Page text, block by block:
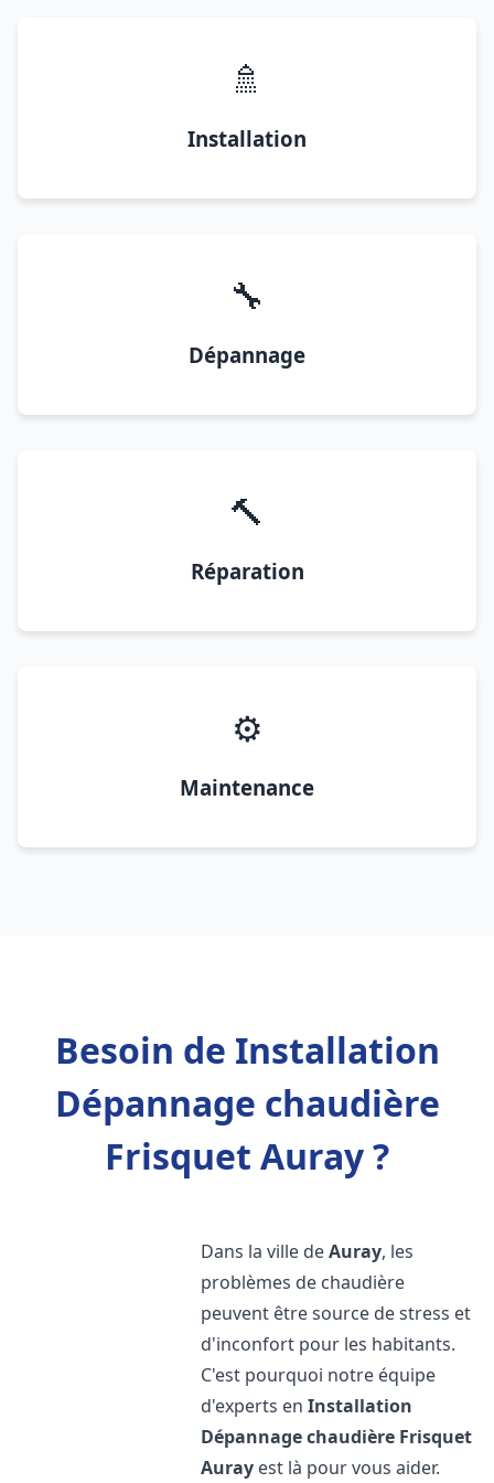
🚿
Installation
🔧
Dépannage
🔨
Réparation
⚙️
Maintenance
Besoin de Installation
Dépannage chaudière
Frisquet Auray ?
Dans la ville deAuray, les
problèmes de chaudière
peuvent être source de stress et
d'inconfort pour les habitants.
C'est pourquoi notre équipe
d'experts enInstallation
Dépannage chaudière Frisquet
Auray est là pour vous aider.